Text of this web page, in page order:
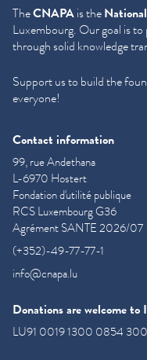
TheCNAPAis the
Luxembourg. Our goal is
through solid knowledge
Support us to build the
everyone!
Contact information
99, rue Andethana
L-6970 Hostert
Fondation d'utilité publique
RCS Luxembourg G36
Agrément SANTE 2026/07
(+352)-49-77-77-1
info@cnapa.lu
Donations are welcome to
LU91 0019 1300 0854